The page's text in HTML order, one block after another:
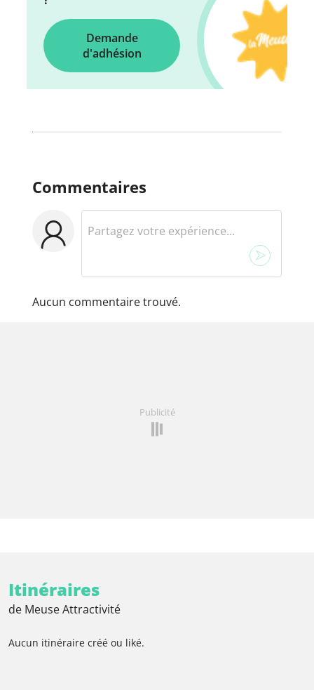
Demande
d'adhésion
Commentaires
Aucun commentaire trouvé.
Publicité
Itinéraires
de Meuse Attractivité
Aucun itinéraire créé ou liké.